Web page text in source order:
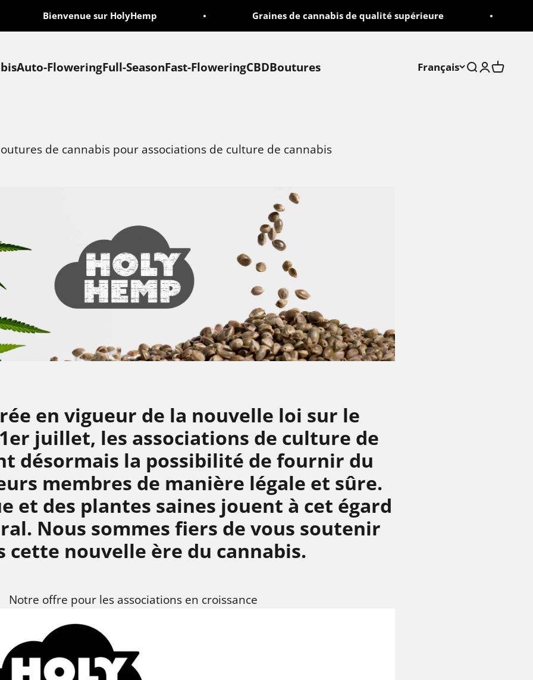
Bienvenue sur HolyHemp Graines de cannabis de qualité supérieure
Auto-FloweringFull-SeasonFast-FloweringCBDBoutures Français Recherche
Panier
de cannabis pour associations de culture de cannabis
en vigueur de la nouvelle loi sur le
juillet, les associations de culture de
désormais la possibilité de fournir du
membres de manière légale et sûre.
et des plantes saines jouent à cet égard
Nous sommes fiers de vous soutenir
cette nouvelle ère du cannabis.
Notre offre pour les associations en croissance